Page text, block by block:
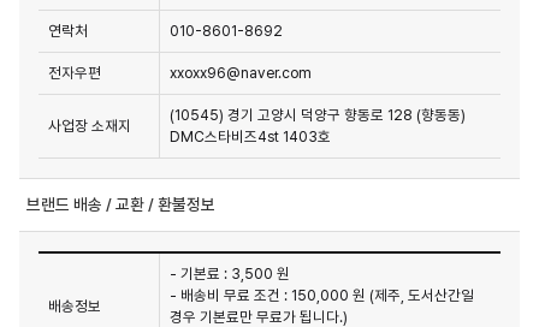
연락처 010-8601-8692
전자우편 xxoxx96@naver.com
사업장 소재지
(10545) 경기 고양시 덕양구 향동로 128 (향동동)
DMC스타비즈4st 1403호
브랜드 배송 / 교환 / 환불정보
배송정보
- 기본료 : 3,500 원
- 배송비 무료 조건 : 150,000 원 (제주, 도서산간일
경우 기본료만 무료가 됩니다.)